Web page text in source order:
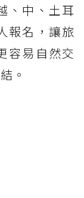
、中、土耳
報名，讓旅
容易自然交
。